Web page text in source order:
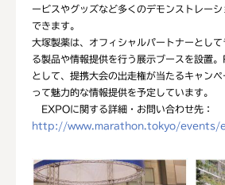
ービスやグッズなど多くのデモンストレー
できます。
大塚製薬は、オフィシャルパートナーとし
る製品や情報提供を行う展示ブースを設置
として、提携大会の出走権が当たるキャン
って魅力的な情報提供を予定しています。
EXPOに関する詳細・お問い合わせ先：
http://www.marathon.tokyo/events/